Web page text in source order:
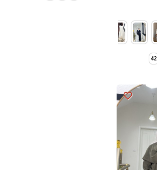
42
favorite_border